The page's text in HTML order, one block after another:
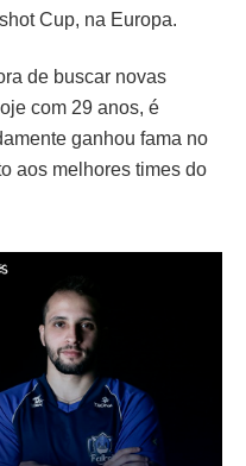
Cup, na Europa.
de buscar novas
com 29 anos, é
ganhou fama no
aos melhores times do